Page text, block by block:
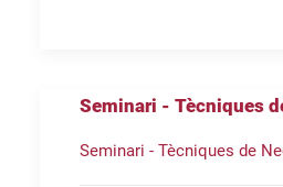
Seminari - Tècniques
Seminari - Tècniques de